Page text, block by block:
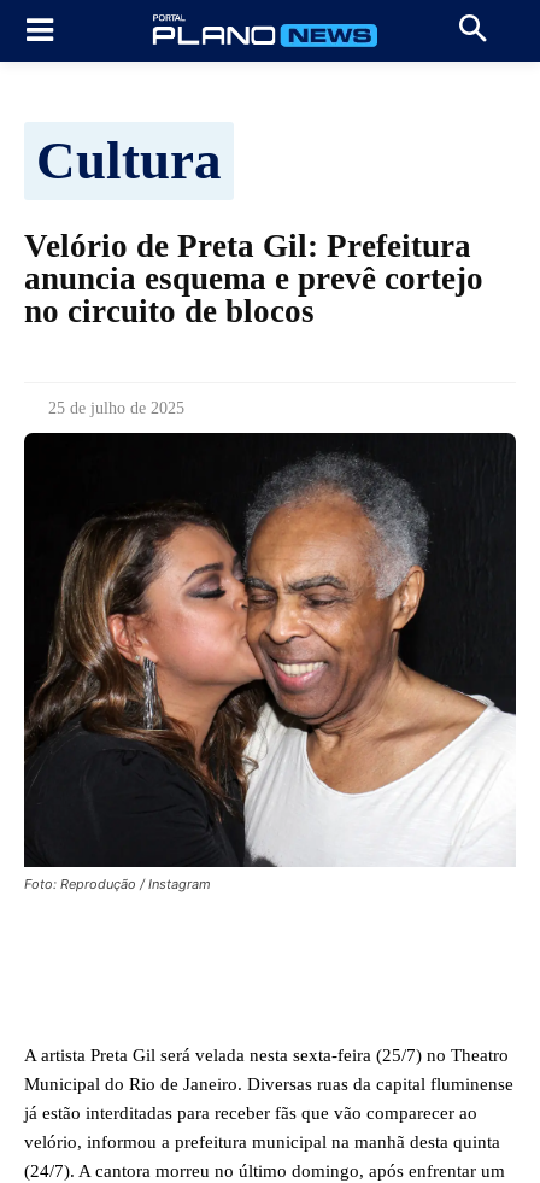
Cultura
Velório de Preta Gil: Prefeitura
anuncia esquema e prevê cortejo
no circuito de blocos
25 de julho de 2025
Foto: Reprodução / Instagram
A artista Preta Gil será velada nesta sexta-feira (25/7) no Theatro
Municipal do Rio de Janeiro. Diversas ruas da capital fluminense
já estão interditadas para receber fãs que vão comparecer ao
velório, informou a prefeitura municipal na manhã desta quinta
(24/7). A cantora morreu no último domingo, após enfrentar um